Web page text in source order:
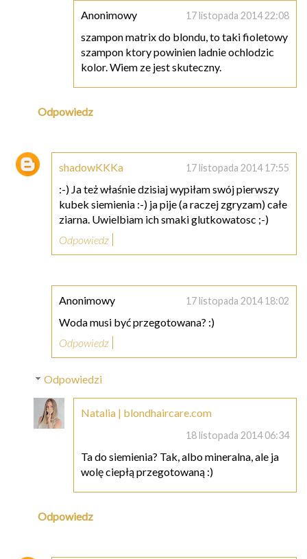
Anonimowy 17 listopada 2014 22:08
szampon matrix do blondu, to taki fioletowy
szampon ktory powinien ladnie ochlodzic
kolor. Wiem ze jest skuteczny.
Odpowiedz
shadowKKKa 17 listopada 2014 17:55
:-) Ja też właśnie dzisiaj wypiłam swój pierwszy
kubek siemienia :-) ja pije (a raczej zgryzam) całe
ziarna. Uwielbiam ich smaki glutkowatosc ;-)
Odpowiedz
Anonimowy 17 listopada 2014 18:02
Woda musi być przegotowana? :)
Odpowiedz
Odpowiedzi
Natalia | blondhaircare.com
18 listopada 2014 06:34
Ta do siemienia? Tak, albo mineralna, ale ja
wolę ciepłą przegotowaną :)
Odpowiedz